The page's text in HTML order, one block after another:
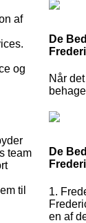
af
og
team
til
De
Når
De
1.
en af